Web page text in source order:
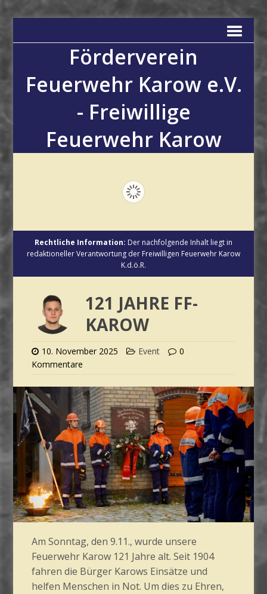
Förderverein
Feuerwehr Karow e.V.
- Freiwillige
Feuerwehr Karow
Rechtliche Information: Der nachfolgende Inhalt liegt in
redaktioneller Verantwortung der Freiwilligen Feuerwehr Karow
K.d.ö.R.
121 JAHRE FF-
KAROW
10. November 2025 Event
0
Kommentare
Am Sonntag, den 9.11., wurde unsere
Feuerwehr Karow 121 Jahre alt. Seit 1904
fahren die Bürger Karows Einsätze und
helfen Menschen in Not. Um dies zu Ehren,